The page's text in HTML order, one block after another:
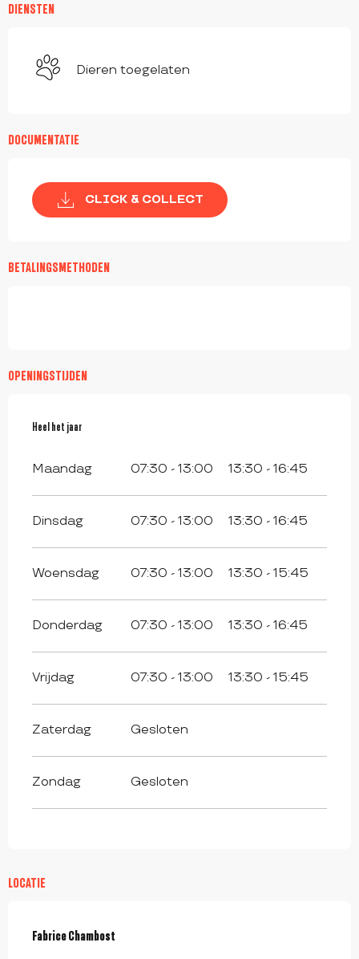
DIENSTEN
Dieren toegelaten
DOCUMENTATIE
CLICK & COLLECT
BETALINGSMETHODEN
OPENINGSTIJDEN
Heel het jaar
Heel het jaar
Maandag 07:30 - 13:00 13:30 - 16:45
Dinsdag 07:30 - 13:00 13:30 - 16:45
Woensdag 07:30 - 13:00 13:30 - 15:45
Donderdag 07:30 - 13:00 13:30 - 16:45
Vrijdag 07:30 - 13:00 13:30 - 15:45
Zaterdag Gesloten
Zondag Gesloten
LOCATIE
Fabrice Chambost